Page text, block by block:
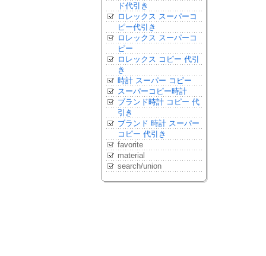
ド代引き
ロレックス スーパーコ
ピー代引き
ロレックス スーパーコ
ピー
ロレックス コピー 代引
き
時計 スーパー コピー
スーパーコピー時計
ブランド時計 コピー 代
引き
ブランド 時計 スーパー
コピー 代引き
favorite
material
search/union